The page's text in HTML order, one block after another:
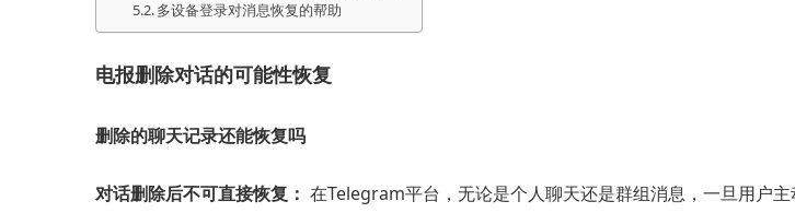
多设备登录对消息恢复的帮助
电报删除对话的可能性恢复
删除的聊天记录还能恢复吗
对话删除后不可直接恢复： 在Telegram平台，无论是个人聊天还是群组消息，一旦用户